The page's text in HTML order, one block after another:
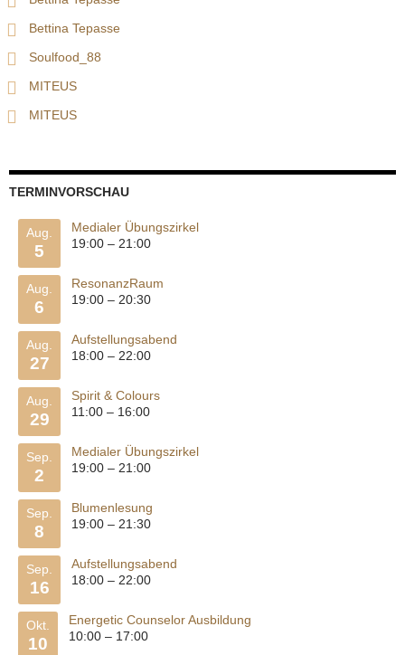
Bettina Tepasse
Soulfood_88
MITEUS
MITEUS
TERMINVORSCHAU
Aug.
5
Medialer Übungszirkel
19:00 – 21:00
Aug.
6
ResonanzRaum
19:00 – 20:30
Aug.
27
Aufstellungsabend
18:00 – 22:00
Aug.
29
Spirit & Colours
11:00 – 16:00
Sep.
2
Medialer Übungszirkel
19:00 – 21:00
Sep.
8
Blumenlesung
19:00 – 21:30
Sep.
16
Aufstellungsabend
18:00 – 22:00
Okt.
10
Energetic Counselor Ausbildung
10:00 – 17:00